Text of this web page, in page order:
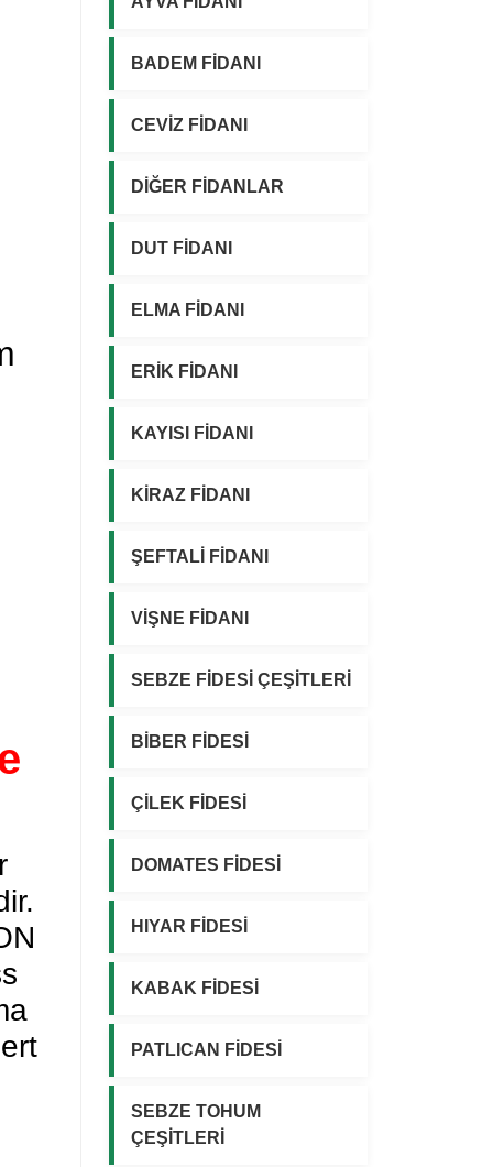
BADEM FİDANI
CEVİZ FİDANI
DİĞER FİDANLAR
DUT FİDANI
ELMA FİDANI
ERİK FİDANI
KAYISI FİDANI
KİRAZ FİDANI
ŞEFTALİ FİDANI
VİŞNE FİDANI
SEBZE FİDESİ ÇEŞİTLERİ
BİBER FİDESİ
ÇİLEK FİDESİ
DOMATES FİDESİ
HIYAR FİDESİ
KABAK FİDESİ
PATLICAN FİDESİ
SEBZE TOHUM
ÇEŞİTLERİ